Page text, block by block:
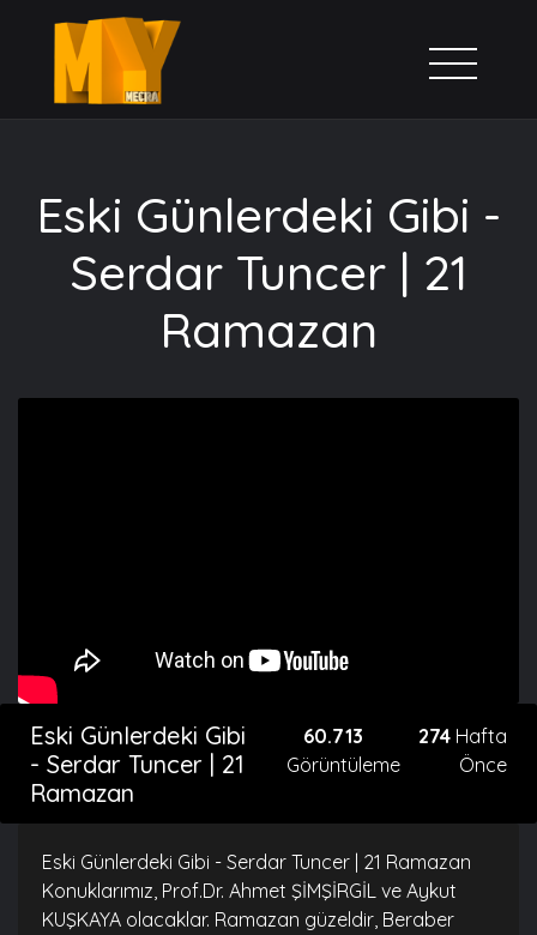
Eski Günlerdeki Gibi -
Serdar Tuncer | 21
Ramazan
Eski Günlerdeki Gibi
- Serdar Tuncer | 21
Ramazan
60.713
Görüntüleme
274 Hafta
Önce
Eski Günlerdeki Gibi - Serdar Tuncer | 21 Ramazan
Konuklarımız, Prof.Dr. Ahmet ŞİMŞİRGİL ve Aykut
KUŞKAYA olacaklar. Ramazan güzeldir, Beraber